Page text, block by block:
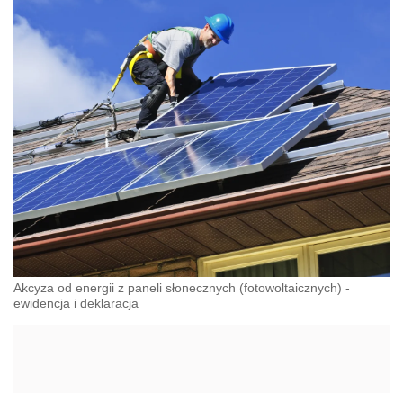
Akcyza od energii z paneli słonecznych (fotowoltaicznych) -
ewidencja i deklaracja